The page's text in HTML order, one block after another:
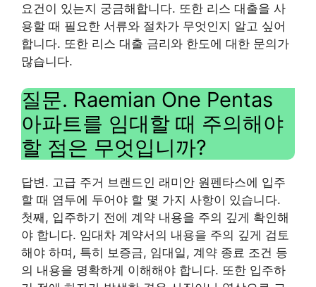
요건이 있는지 궁금해합니다. 또한 리스 대출을 사
용할 때 필요한 서류와 절차가 무엇인지 알고 싶어
합니다. 또한 리스 대출 금리와 한도에 대한 문의가
많습니다.
질문. Raemian One Pentas
아파트를 임대할 때 주의해야
할 점은 무엇입니까?
답변. 고급 주거 브랜드인 래미안 원펜타스에 입주
할 때 염두에 두어야 할 몇 가지 사항이 있습니다.
첫째, 입주하기 전에 계약 내용을 주의 깊게 확인해
야 합니다. 임대차 계약서의 내용을 주의 깊게 검토
해야 하며, 특히 보증금, 임대일, 계약 종료 조건 등
의 내용을 명확하게 이해해야 합니다. 또한 입주하